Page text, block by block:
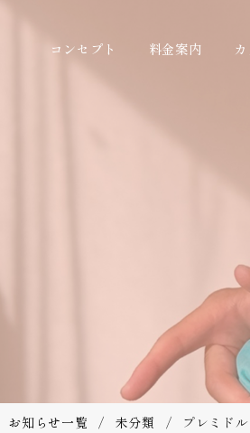
コンセプト 料金案内
お知らせ一覧 未分類 プレミド